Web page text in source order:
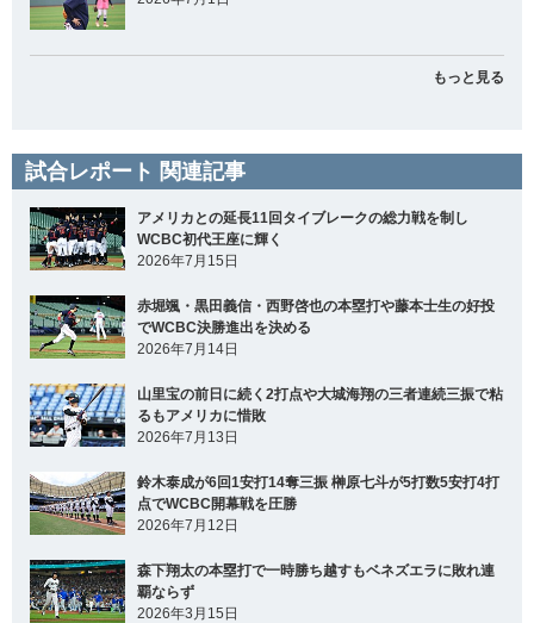
もっと見る
試合レポート 関連記事
アメリカとの延長11回タイブレークの総力戦を制し
WCBC初代王座に輝く
2026年7月15日
赤堀颯・黒田義信・西野啓也の本塁打や藤本士生の好投
でWCBC決勝進出を決める
2026年7月14日
山里宝の前日に続く2打点や大城海翔の三者連続三振で粘
るもアメリカに惜敗
2026年7月13日
鈴木泰成が6回1安打14奪三振 榊原七斗が5打数5安打4打
点でWCBC開幕戦を圧勝
2026年7月12日
森下翔太の本塁打で一時勝ち越すもベネズエラに敗れ連
覇ならず
2026年3月15日